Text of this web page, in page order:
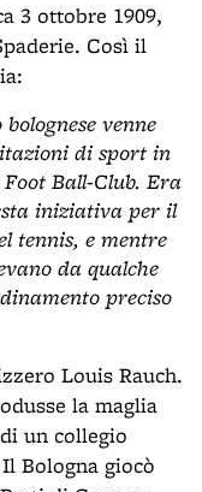
3 ottobre 1909,
Così il
venne
di sport in
Ball-Club. Era
iniziativa per il
tennis, e mentre
da qualche
preciso
Louis Rauch.
la maglia
un collegio
Bologna giocò